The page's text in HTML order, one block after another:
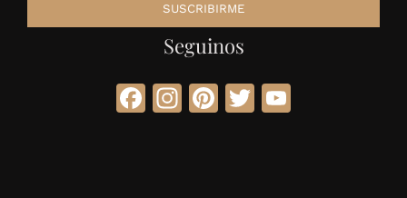
Seguinos
Facebook
Instagram
Pinterest
Twitter